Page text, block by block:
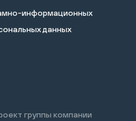
информационных
данных
группы компании